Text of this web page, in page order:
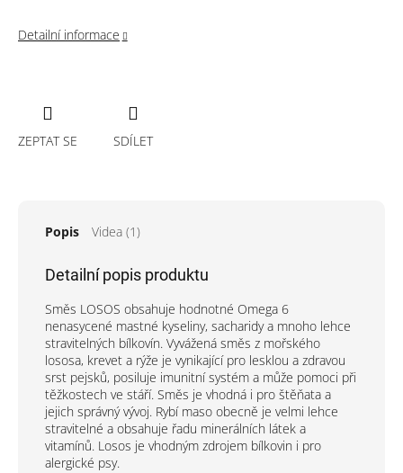
Detailní informace
ZEPTAT SE SDÍLET
Popis Videa (1)
Detailní popis produktu
Směs LOSOS obsahuje hodnotné Omega 6
nenasycené mastné kyseliny, sacharidy a mnoho lehce
stravitelných bílkovín. Vyvážená směs z mořského
lososa, krevet a rýže je vynikající pro lesklou a zdravou
srst pejsků, posiluje imunitní systém a může pomoci při
těžkostech ve stáří. Směs je vhodná i pro štěňata a
jejich správný vývoj. Rybí maso obecně je velmi lehce
stravitelné a obsahuje řadu minerálních látek a
vitamínů. Losos je vhodným zdrojem bílkovin i pro
alergické psy.